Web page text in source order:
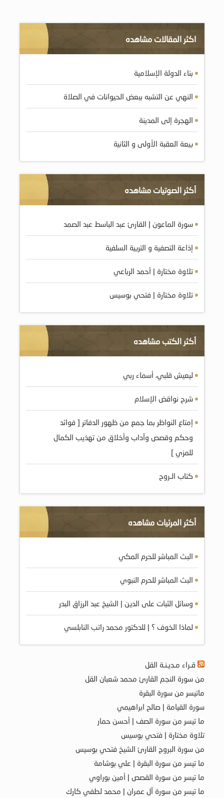
اكثر المقالات مشاهده
بناء الدولة الإسلامية
النهي عن التشبه ببعض الحيوانات في الصلاة
الهجرة إلى المدينة
بيعة العقبة الأولى و الثانية
أكثر الصوتيات مشاهده
سورة الماعون | القارئ عبد الباسط عبد الصمد
إذاعة التصفية و التربية السلفية
تلاوة مختارة | أحمد الرباعي
تلاوة مختارة | فتحي بوسيس
أكثر الكتب مشاهده
ليعيش قلبي، أسماء ربي
شرح نواقض الإسلام
إمتاع النواظر بما جمع من ظهور الدفاتر [ فوائد
وحكم وقصص وآداب وأخلاق من تهذيب الكمال
للمزي ]
كتاب الـروح
أكثر المرئيات مشاهده
البث المباشر للحرم المكي
البث المباشر للحرم النبوي
وسائل الثبات على الدين | الشيخ عبد الرزاق البدر
لماذا الخوف ؟ | للدكتور محمد راتب النابلسي
قـراء مـديـنـة القل
من سورة النجم القارئ محمد شعبان القل
ماتيسر من سورة البقرة
سورة القيامة | صالح ابراهيمي
ما تيسر من سورة الصف | أحسن حمار
تلاوة مختارة | فتحي بوسيس
من سورة البروج القارئ الشيخ فتحي بوسيس
ما تيسر من سورة البقرة | علي بوشامة
ما تيسر من سورة القصص | أمين بوراوي
ما تيسر من سورة آل عمران | محمد لطفي كارك